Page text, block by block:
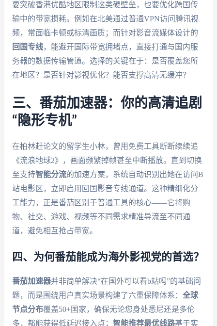
要突破香港优酷地区限制这类硬壁垒，也要优化跨国传
输中的带宽损耗。例如在北美通过普通VPN访问腾讯视
频，常面临卡顿或标清画质；而针对影音流媒体设计的
回国专线，能避开国际带宽拥堵点，直接打通与国内服
务器的数据传输管道。选择的关键在于：是否覆盖您所
在地区？是否针对影视优化？能否支撑高清无缓冲？
三、番茄加速器：你的高清追剧
“隐形专机”
在柏林赶论文的留学生小林，曾用免费工具断断续续追
《流浪地球2》，画面频繁掉帧甚至中断播放。直到切换
至支持智能分流的加速方案，系统自动识别出她在访问B
站电影区，立即启用回国影音专线通道。这种精细化分
工能力，正是番茄区别于普通工具的核心——它将购
物、社交、游戏、视频等不同需求精准导流至不同通
道，避免相互抢占带宽。
四、为何番茄能成为海外影视党的首选？
番茄加速器并非简单解决“在国外可以看b站吗”的基础问
题，而是围绕用户真实场景构建了六重保障体系： 全球
节点分布覆盖50+国家，确保无论您身处悉尼还是多伦
多，都能获得低延迟接入点； 智能推荐最优线路基于实